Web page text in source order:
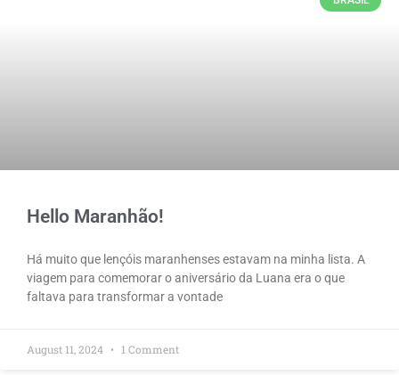
Hello Maranhão!
Há muito que lençóis maranhenses estavam na minha lista. A
viagem para comemorar o aniversário da Luana era o que
faltava para transformar a vontade
August 11, 2024 1 Comment